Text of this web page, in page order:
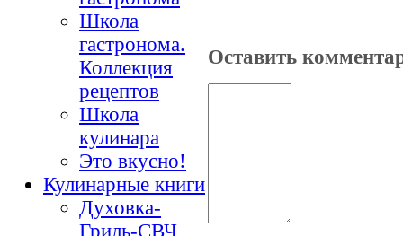
Школа
гастронома.
Коллекция
рецептов
Школа
кулинара
Это вкусно!
Кулинарные книги
Духовка-
Гриль-СВЧ
Оставить